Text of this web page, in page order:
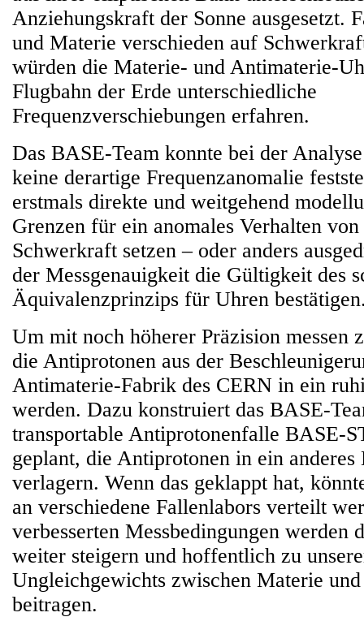
Anziehungskraft der Sonne ausgesetzt.
und Materie verschieden auf
würden die Materie- und Antimaterie-
Flugbahn der Erde unterschiedliche
Frequenzverschiebungen erfahren.
Das BASE-Team konnte bei der
keine derartige Frequenzanomalie
erstmals direkte und weitgehend
Grenzen für ein anomales Verhalten
Schwerkraft setzen – oder anders
der Messgenauigkeit die Gültigkeit des
Äquivalenzprinzips für Uhren
Um mit noch höherer Präzision messen
die Antiprotonen aus der
Antimaterie-Fabrik des CERN in ein
werden. Dazu konstruiert das BASE-
transportable Antiprotonenfalle BASE-
geplant, die Antiprotonen in ein
verlagern. Wenn das geklappt hat,
an verschiedene Fallenlabors verteilt
verbesserten Messbedingungen werden
weiter steigern und hoffentlich zu
Ungleichgewichts zwischen Materie
beitragen.